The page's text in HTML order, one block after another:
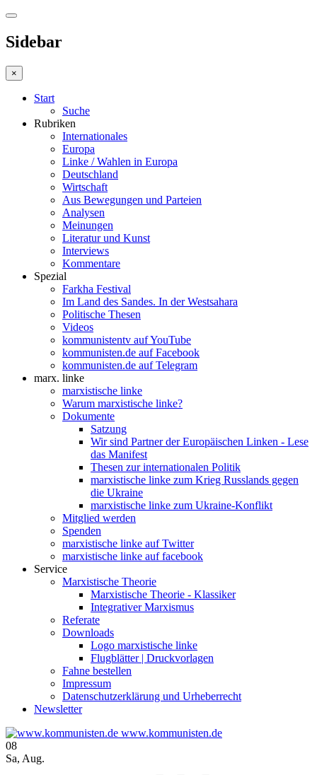
Sidebar
×
Start
Suche
Rubriken
Internationales
Europa
Linke / Wahlen in Europa
Deutschland
Wirtschaft
Aus Bewegungen und Parteien
Analysen
Meinungen
Literatur und Kunst
Interviews
Kommentare
Spezial
Farkha Festival
Im Land des Sandes. In der Westsahara
Politische Thesen
Videos
kommunistentv auf YouTube
kommunisten.de auf Facebook
kommunisten.de auf Telegram
marx. linke
marxistische linke
Warum marxistische linke?
Dokumente
Satzung
Wir sind Partner der Europäischen Linken - Lese
das Manifest
Thesen zur internationalen Politik
marxistische linke zum Krieg Russlands gegen
die Ukraine
marxistische linke zum Ukraine-Konflikt
Mitglied werden
Spenden
marxistische linke auf Twitter
marxistische linke auf facebook
Service
Marxistische Theorie
Marxistische Theorie - Klassiker
Integrativer Marxismus
Referate
Downloads
Logo marxistische linke
Flugblätter | Druckvorlagen
Fahne bestellen
Impressum
Datenschutzerklärung und Urheberrecht
Newsletter
www.kommunisten.de
08
Sa, Aug.